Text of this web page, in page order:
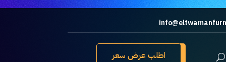
اطلب عرض سعر